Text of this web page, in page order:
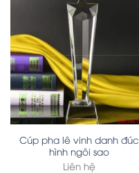
Cúp pha lê vinh danh đúc
hình ngôi sao
Liên hệ